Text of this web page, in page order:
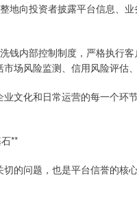
地向投资者披露平台信息、
钱内部控制制度，严格执行
场风险监测、信用风险评估、
文化和日常运营的每一个环
**
的问题，也是平台信誉的